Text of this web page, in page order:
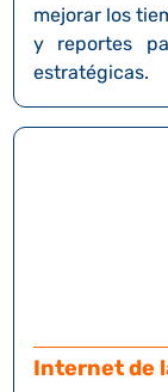
mejorar los
y reportes
estratégicas.
Internet de